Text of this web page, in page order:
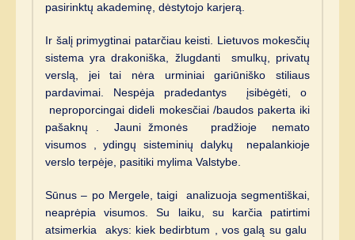
pasirinktų akademinę, dėstytojo karjerą.
Ir šalį primygtinai patarčiau keisti. Lietuvos mokesčių
sistema yra drakoniška, žlugdanti smulkų, privatų
verslą, jei tai nėra urminiai gariūniško stiliaus
pardavimai. Nespėja pradedantys įsibėgėti, o
neproporcingai dideli mokesčiai /baudos pakerta iki
pašaknų . Jauni žmonės pradžioje nemato
visumos , ydingų sisteminių dalykų nepalankioje
verslo terpėje, pasitiki mylima Valstybe.
Sūnus – po Mergele, taigi analizuoja segmentiškai,
neaprėpia visumos. Su laiku, su karčia patirtimi
atsimerkia akys: kiek bedirbtum , vos galą su galu